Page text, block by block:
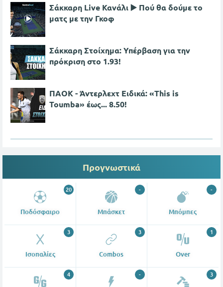
Σάκκαρη Live Κανάλι ▶️ Πού θα δούμε το
ματς με την Γκοφ
Σάκκαρη Στοίχημα: Υπέρβαση για την
πρόκριση στο 1.93!
ΠΑΟΚ - Άντερλεχτ Ειδικά: «This is
Toumba» έως... 8.50!
Προγνωστικά
Ποδόσφαιρο
20
Μπάσκετ
-
Μπόμπες
-
Ισοπαλίες
3
Combos
3
Over
1
4 - 3